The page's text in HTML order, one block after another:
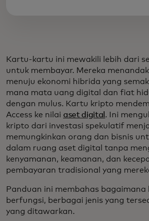
Kartu-kartu ini mewakili lebih dari
untuk membayar. Mereka
menuju ekonomi hibrida yang
mana mata uang digital dan fiat
dengan mulus. Kartu kripto
Access ke nilai aset digital . Ini
kripto dari investasi spekulatif
memungkinkan orang dan bisnis
dalam ruang aset digital tanpa
kenyamanan, keamanan, dan
pembayaran tradisional yang
Panduan ini membahas
berfungsi, berbagai jenis yang
yang ditawarkan.